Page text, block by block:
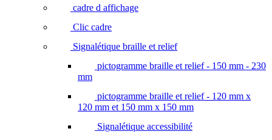
cadre d affichage
Clic cadre
Signalétique braille et relief
pictogramme braille et relief - 150 mm - 230
mm
pictogramme braille et relief - 120 mm x
120 mm et 150 mm x 150 mm
Signalétique accessibilité